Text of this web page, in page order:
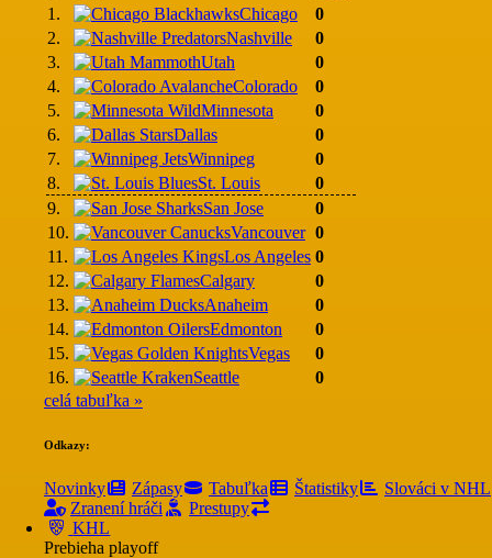
1.
Chicago
0
2.
Nashville
0
3.
Utah
0
4.
Colorado
0
5.
Minnesota
0
6.
Dallas
0
7.
Winnipeg
0
8.
St. Louis
0
9.
San Jose
0
10.
Vancouver 0
11.
Los Angeles 0
12.
Calgary
0
13.
Anaheim
0
14.
Edmonton
0
15.
Vegas
0
16.
Seattle
0
celá tabuľka »
Odkazy:
Novinky Zápasy Tabuľka Štatistiky
Slováci v NHL
Zranení hráči
Prestupy
KHL
Prebieha playoff